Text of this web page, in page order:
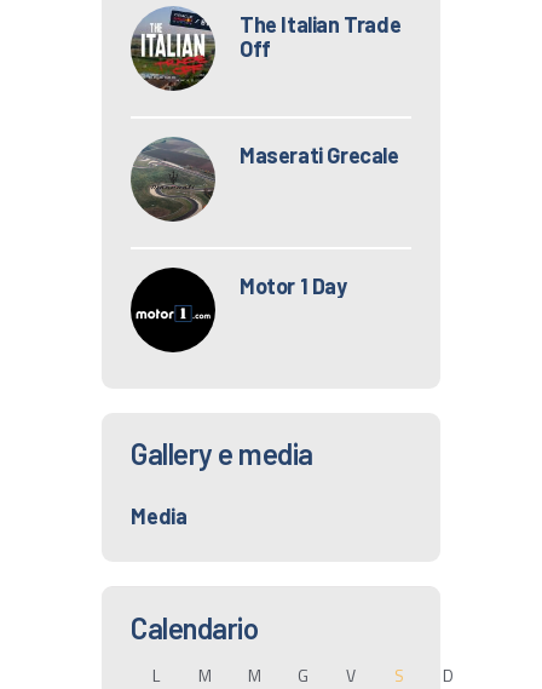
The Italian Trade
Off
Maserati Grecale
Motor 1 Day
Gallery e media
Media
Calendario
L M M G V S D